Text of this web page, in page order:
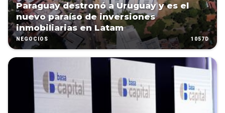
Paraguay destronó a Uruguay y es el
nuevo paraíso de inversiones
inmobiliarias en Latam
NEGOCIOS 1057D